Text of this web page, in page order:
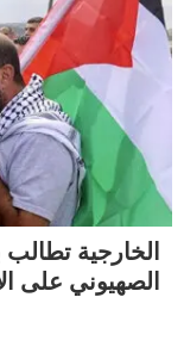
الخارجية تطالب
الصهيوني على